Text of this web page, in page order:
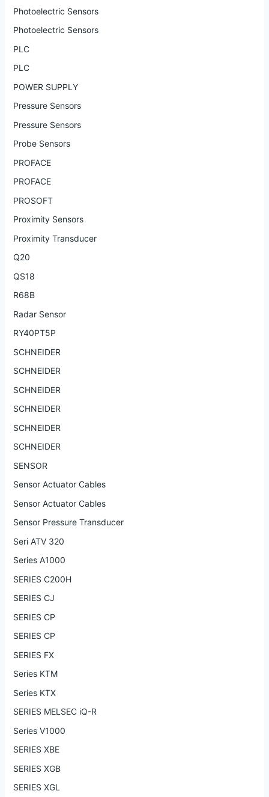
Photoelectric Sensors
Photoelectric Sensors
PLC
PLC
POWER SUPPLY
Pressure Sensors
Pressure Sensors
Probe Sensors
PROFACE
PROFACE
PROSOFT
Proximity Sensors
Proximity Transducer
Q20
QS18
R68B
Radar Sensor
RY40PT5P
SCHNEIDER
SCHNEIDER
SCHNEIDER
SCHNEIDER
SCHNEIDER
SCHNEIDER
SENSOR
Sensor Actuator Cables
Sensor Actuator Cables
Sensor Pressure Transducer
Seri ATV 320
Series A1000
SERIES C200H
SERIES CJ
SERIES CP
SERIES CP
SERIES FX
Series KTM
Series KTX
SERIES MELSEC iQ-R
Series V1000
SERIES XBE
SERIES XGB
SERIES XGL